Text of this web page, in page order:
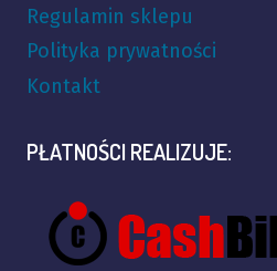
Regulamin sklepu
Polityka prywatności
Kontakt
PŁATNOŚCI REALIZUJE: